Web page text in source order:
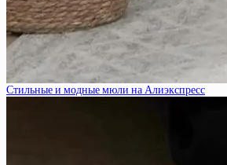
Стильные и модные мюли на Алиэкспресс